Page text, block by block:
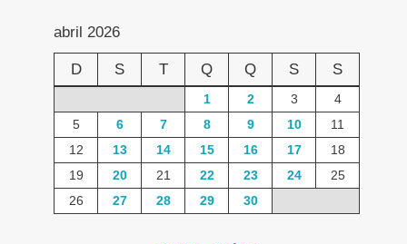
abril 2026
D S T Q Q S S
1 2 3
4
5
6 7 8 9 10
11
12
13 14 15 16 17
18
19
20 21 22 23 24
25
26
27 28 29 30